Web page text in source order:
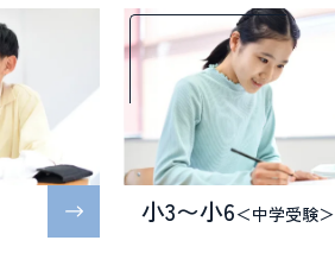
小3〜小6＜中学受験＞